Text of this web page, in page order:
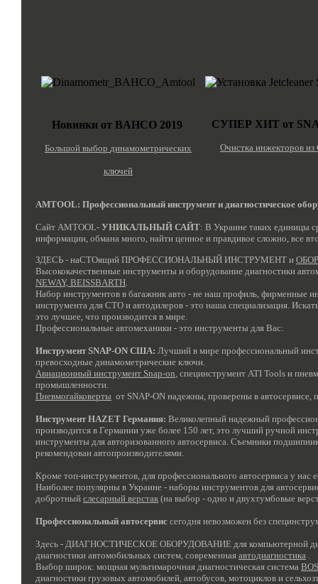
Новинки от BAHCO 2019
Большой выбор динамометрических
ключей
СУПЕР ХИТ от
Очистка инжекторов
AMTOOL: Профессиональный инструмент и диагностическое
Сайт AMTOOL- УНИКАЛЬНЫЙ САЙТ: В Украине таких единицы
информации, обмана много, найти ценное и правдивое сложно, все
ЗДЕСЬ - наСТОящий ПРОФЕССИОНАЛЬНЫЙ ИНСТРУМЕНТ и
Высококачественные инструменты и оборудование диагностики
NEWAY, BEISSBARTH
Набор инструментов в багажник авто - не наш профиль, фирменные
инструмента для СТО и автодилеров - это наша специализация.
это лучшее, что производится в мире.
Профессиональные автомеханики - это инструменты для Вас:
Инструмент SNAP-ON США: Лучший в мире профессиональный
превосходные динамометрические ключи.
Авиационный инструмент Snap-on , специнструмент ATI Tools и
промышленности.
Пневмогайковерты от SNAP-ON надежны, проверены в
Инструмент HAZET Германия: Великолепный надежный
производится в Германии уже более 150 лет, это лучший ручной
инструменты для авторизованного автосервиса. Съемники
рекомендован автопроизводителями.
Кроме топ-инструментов, для профессионального автосервиса у нас
Наиболее популярны в Украине - наборы инструментов для
добротный слесарный верстак (на выбор - одно и двухтумбовые
Профессиональный автосервис сегодня невозможен без
Здесь - ДИАГНОСТИЧЕСКОЕ ОБОРУДОВАНИЕ для компьютерной
диагностики автомобильных систем, современная автодиагностика
Выбор широк: мощная мультимарочная диагностическая система
диагностики грузовых автомобилей, автобусов, мотоциклов и